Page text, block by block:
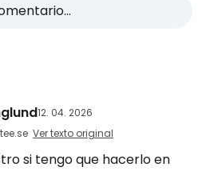
12. 04. 2026
Ver texto original
si tengo que hacerlo en